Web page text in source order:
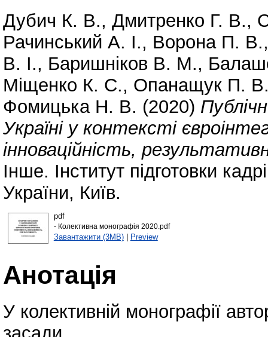
Дубич К. В., Дмитренко Г. В.,
Рачинський А. І., Ворона П. В.
В. І., Баришніков В. М.,
Міщенко К. С., Опанащук П.
Фомицька Н. В. (2020)
Україні у контексті
інноваційність,
Інше. Інститут підготовки
України, Київ.
pdf
- Колективна монографія 2020.pdf
Завантажити (3MB)| Preview
Анотація
У колективній монографії